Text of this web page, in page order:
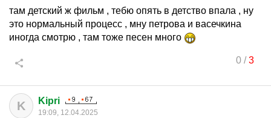
там детский ж фильм , тебю опять в детство впала , ну
это нормальный процесс , мну петрова и васечкина
иногда смотрю , там тоже песен много
0/3
K Kipri
19:09, 12.04.2025